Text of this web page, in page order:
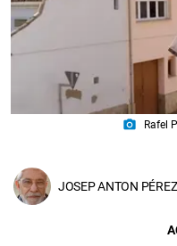
photo_camera Rafel
JOSEP ANTON PÉREZ